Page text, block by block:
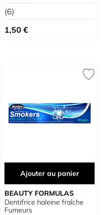
(6)
1,50 €
Ajouter au panier
BEAUTY FORMULAS
Dentifrice haleine fraîche
Fumeurs